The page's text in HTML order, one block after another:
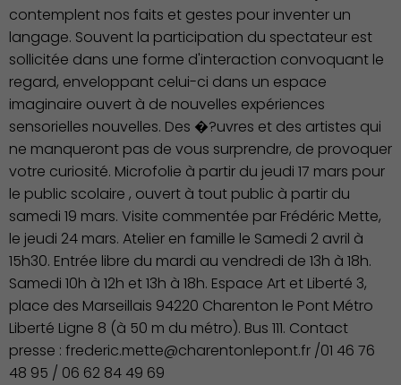
Action Sociale Solidarité
contemplent nos faits et gestes pour inventer un
langage. Souvent la participation du spectateur est
sollicitée dans une forme d'interaction convoquant le
regard, enveloppant celui-ci dans un espace
imaginaire ouvert à de nouvelles expériences
sensorielles nouvelles. Des �?uvres et des artistes qui
ne manqueront pas de vous surprendre, de provoquer
votre curiosité. Microfolie à partir du jeudi 17 mars pour
le public scolaire , ouvert à tout public à partir du
samedi 19 mars. Visite commentée par Frédéric Mette,
le jeudi 24 mars. Atelier en famille le Samedi 2 avril à
15h30. Entrée libre du mardi au vendredi de 13h à 18h.
Samedi 10h à 12h et 13h à 18h. Espace Art et Liberté 3,
place des Marseillais 94220 Charenton le Pont Métro
Liberté Ligne 8 (à 50 m du métro). Bus 111. Contact
presse : frederic.mette@charentonlepont.fr /01 46 76
48 95 / 06 62 84 49 69